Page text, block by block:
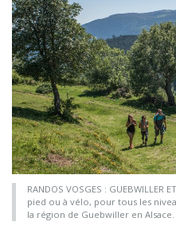
RANDOS VOSGES : GUEBWILLER
pied ou à vélo, pour tous les
la région de Guebwiller en